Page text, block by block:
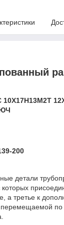
10Х17Н13М2Т
200
детали
а третье к
по